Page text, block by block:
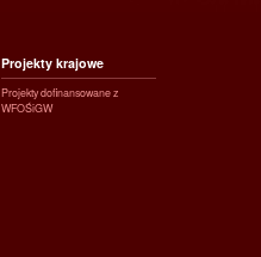
Projekty krajowe
Projekty dofinansowane z
WFOŚiGW